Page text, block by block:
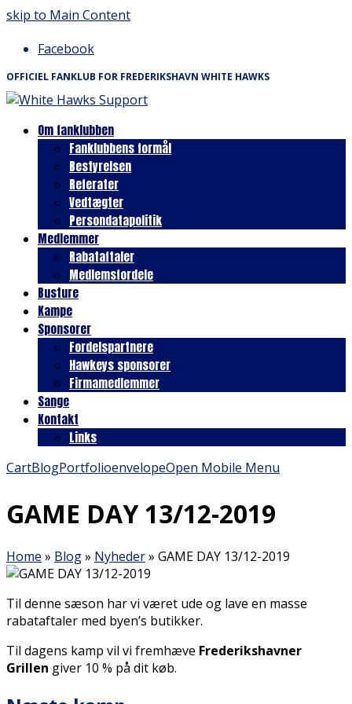
skip to Main Content
Facebook
OFFICIEL FANKLUB FOR FREDERIKSHAVN WHITE HAWKS
Om fanklubben
Fanklubbens formål
Bestyrelsen
Referater
Vedtægter
Persondatapolitik
Medlemmer
Rabataftaler
Medlemsfordele
Busture
Kampe
Sponsorer
Fordelspartnere
Hawkeys sponsorer
Firmamedlemmer
Sange
Kontakt
Links
CartBlogPortfolioenvelopeOpen Mobile Menu
GAME DAY 13/12-2019
Home » Blog» Nyheder» GAME DAY 13/12-2019
Til denne sæson har vi været ude og lave en masse
rabataftaler med byen’s butikker.
Til dagens kamp vil vi fremhæve Frederikshavner
Grillen giver 10 % på dit køb.